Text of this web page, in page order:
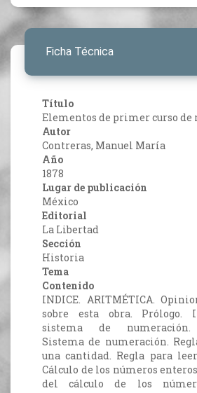
Ficha Técnica
Título
Elementos de primer curso
Autor
Contreras, Manuel María
Año
1878
Lugar de publicación
México
Editorial
La Libertad
Sección
Historia
Tema
Contenido
INDICE. ARITMÉTICA.
sobre esta obra. Prólogo.
sistema de numeración.
Sistema de numeración.
una cantidad. Regla para
Cálculo de los números
del cálculo de los